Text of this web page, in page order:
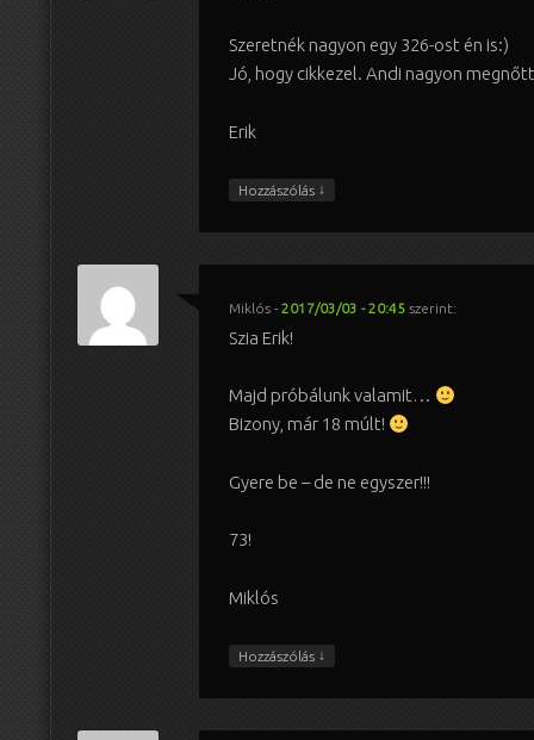
Szeretnék nagyon egy 326-ost én is:)
Jó, hogy cikkezel. Andi nagyon
Erik
Hozzászólás ↓
Miklós- 2017/03/03 - 20:45 szerint:
Szia Erik!
Majd próbálunk valamit…
Bizony, már 18 múlt!
Gyere be – de ne egyszer!!!
73!
Miklós
Hozzászólás ↓